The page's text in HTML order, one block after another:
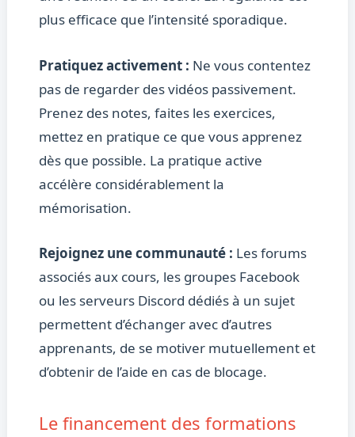
plus efficace que l’intensité sporadique.
Pratiquez activement : Ne vous contentez
pas de regarder des vidéos passivement.
Prenez des notes, faites les exercices,
mettez en pratique ce que vous apprenez
dès que possible. La pratique active
accélère considérablement la
mémorisation.
Rejoignez une communauté : Les forums
associés aux cours, les groupes Facebook
ou les serveurs Discord dédiés à un sujet
permettent d’échanger avec d’autres
apprenants, de se motiver mutuellement et
d’obtenir de l’aide en cas de blocage.
Le financement des formations